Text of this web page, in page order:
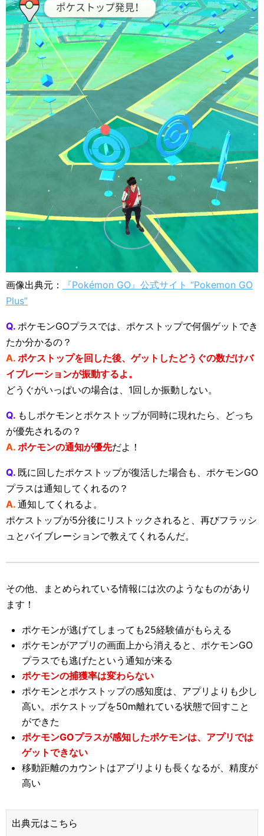
画像出典元：
『Pokémon GO』公式サイト “Pokemon GO
Plus”
Q. ポケモンGOプラスでは、ポケストップで何個ゲットでき
たか分かるの？
A. ポケストップを回した後、ゲットしたどうぐの数だけバ
イブレーションが振動するよ。
どうぐがいっぱいの場合は、1回しか振動しない。
Q. もしポケモンとポケストップが同時に現れたら、どっち
が優先されるの？
A. ポケモンの通知が優先だよ！
Q. 既に回したポケストップが復活した場合も、ポケモンGO
プラスは通知してくれるの？
A. 通知してくれるよ。
ポケストップが5分後にリストックされると、再びフラッシ
ュとバイブレーションで教えてくれるんだ。
その他、まとめられている情報には次のようなものがあり
ます！
ポケモンが逃げてしまっても25経験値がもらえる
ポケモンがアプリの画面上から消えると、ポケモンGO
プラスでも逃げたという通知が来る
ポケモンの捕獲率は変わらない
ポケモンとポケストップの感知度は、アプリよりも少し
高い。ポケストップを50m離れている状態で回すこと
ができた
ポケモンGOプラスが感知したポケモンは、アプリでは
ゲットできない
移動距離のカウントはアプリよりも長くなるが、精度が
高い
出典元はこちら